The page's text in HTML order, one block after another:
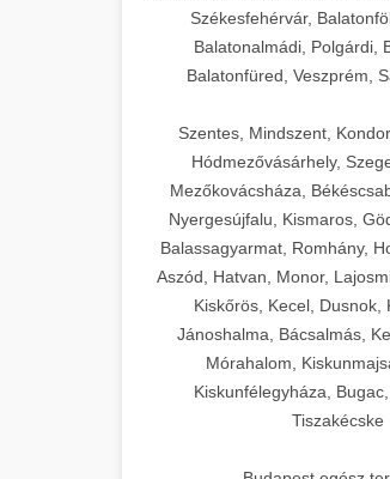
Székesfehérvár,
Balatonalmádi, Polgárdi,
Balatonfüred, Veszprém,
Szentes, Mindszent,
Hódmezővásárhely,
Mezőkovácsháza,
Nyergesújfalu, Kismaros,
Balassagyarmat, Romhány,
Aszód, Hatvan, Monor,
Kiskőrös, Kecel, Dusnok,
Jánoshalma, Bácsalmás,
Mórahalom,
Kiskunfélegyháza,
Tiszakécske